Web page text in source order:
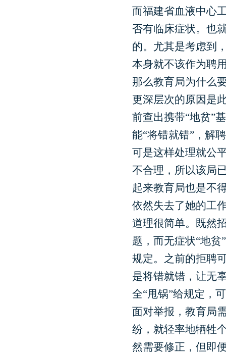
而福建省血液中心
否有临床症状。也
的。尤其是考虑到
本身就不该作为聘
那么教育局为什么
更深层次的原因是
前查出携带“地贫”
能“将错就错”，解
可是这样处理就公
不合理，所以该局
起来教育局也是不
依然失去了她的工
道理很简单。既然
题，而无症状“地
规定。之前的拒聘
是将错就错，让无
全“甩锅”给规定，
面对举报，教育局
纷，就轻率地牺牲
然需要修正，但即